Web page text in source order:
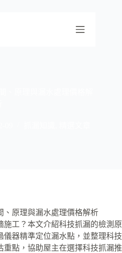
、原理與漏水處理價格解析
工？本文介紹科技抓漏的檢測原
儀器精準定位漏水點，並整理科技
點，協助屋主在選擇科技抓漏推